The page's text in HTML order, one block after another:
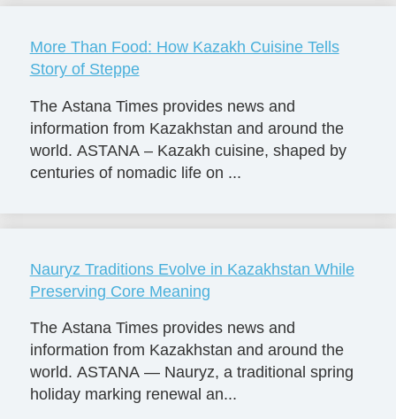
More Than Food: How Kazakh Cuisine Tells
Story of Steppe
The Astana Times provides news and
information from Kazakhstan and around the
world. ASTANA – Kazakh cuisine, shaped by
centuries of nomadic life on ...
Nauryz Traditions Evolve in Kazakhstan While
Preserving Core Meaning
The Astana Times provides news and
information from Kazakhstan and around the
world. ASTANA — Nauryz, a traditional spring
holiday marking renewal an...